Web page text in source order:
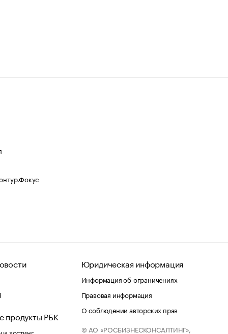
продукты РБК
хостинг
Юридическая информация
Информация об ограничениях
Правовая информация
О соблюдении авторских прав
© АО «РОСБИЗНЕСКОНСАЛТИНГ»,